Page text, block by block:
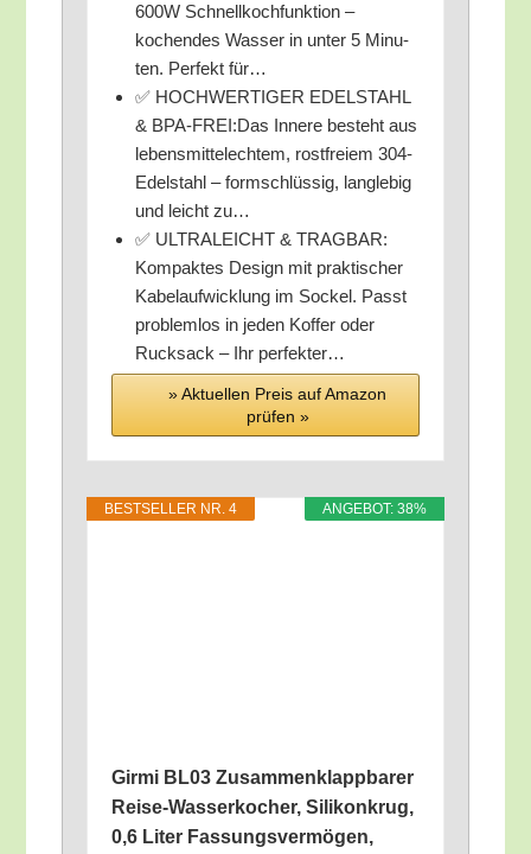
600W Schnell­koch­funk­ti­on –
kochen­des Was­ser in unter 5 Minu­
ten. Per­fekt für…
✅ HOCHWERTIGER EDELSTAHL
& BPA-FREI:​Das Inne­re besteht aus
lebens­mit­tel­ech­tem, rost­frei­em 304-
Edel­stahl – form­schlüs­sig, lang­le­big
und leicht zu…
✅ ULTRALEICHT & TRAGBAR:​
Kom­pak­tes Design mit prak­ti­scher
Kabel­auf­wick­lung im Sockel. Passt
pro­blem­los in jeden Kof­fer oder
Ruck­sack – Ihr perfekter…
» Aktu­el­len Preis auf Ama­zon
prü­fen »
ANGE­BOT: 38%
BEST­SEL­LER NR. 4
Gir­mi BL03 Zusam­men­klapp­ba­rer
Rei­se-Was­ser­ko­cher, Sili­kon­krug,
0,6 Liter Fas­sungs­ver­mö­gen,